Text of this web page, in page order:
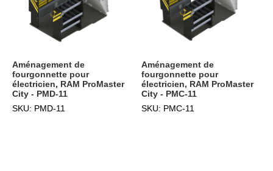
Aménagement de
fourgonnette pour
électricien, RAM ProMaster
City - PMD-11
SKU: PMD-11
Aménagement de
fourgonnette pour
électricien, RAM ProMaster
City - PMC-11
SKU: PMC-11